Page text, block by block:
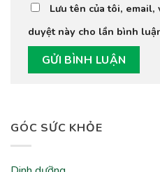
GÓC SỨC KHỎE
Lưu tên của tôi,
duyệt này cho lần bình